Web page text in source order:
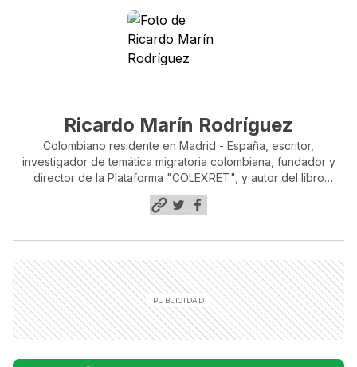
Ricardo Marín Rodríguez
Colombiano residente en Madrid - España, escritor,
investigador de temática migratoria colombiana, fundador y
director de la Plataforma "COLEXRET", y autor del libro
"Gestión Migratoria Inexistente", de la colección "Colombianos
Invisibles"